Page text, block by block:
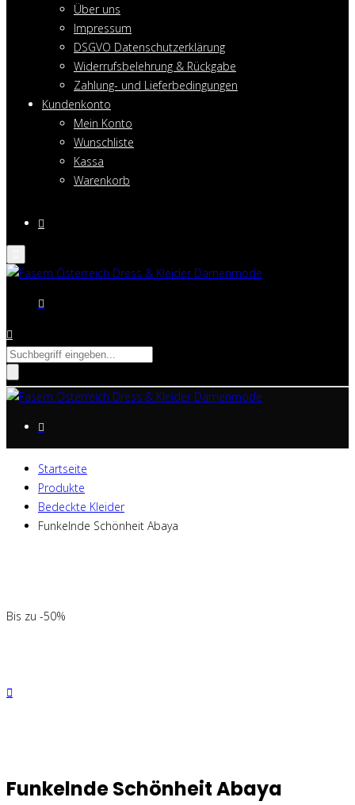
Über uns
Impressum
DSGVO Datenschutzerklärung
Widerrufsbelehrung & Rückgabe
Zahlung- und Lieferbedingungen
Kundenkonto
Mein Konto
Wunschliste
Kassa
Warenkorb
Suche
Startseite
Produkte
Bedeckte Kleider
Funkelnde Schönheit Abaya
Bis zu -50%
Funkelnde Schönheit Abaya